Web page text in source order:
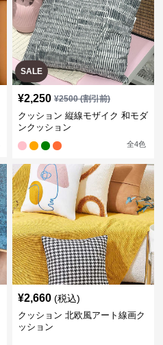
SALE
¥2,250 ¥2500(割引前)
クッション 縦線モザイク 和モダ
ンクッション
全4色
¥2,660 (税込)
クッション 北欧風アート線画ク
ッション